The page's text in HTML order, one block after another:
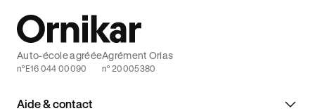
Aide & contact
Auto-école agréée
n°E16 044 00090
Agrément Orias
n° 20005380